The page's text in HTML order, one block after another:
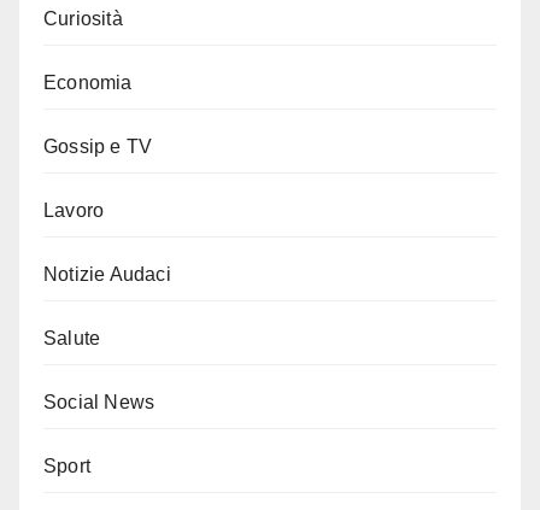
Curiosità
Economia
Gossip e TV
Lavoro
Notizie Audaci
Salute
Social News
Sport